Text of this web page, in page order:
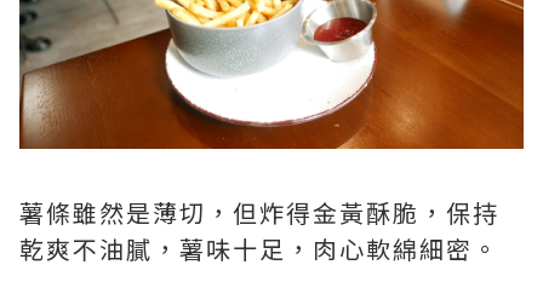
薯條雖然是薄切，但炸得金黃酥脆，保持
乾爽不油膩，薯味十足，肉心軟綿細密。